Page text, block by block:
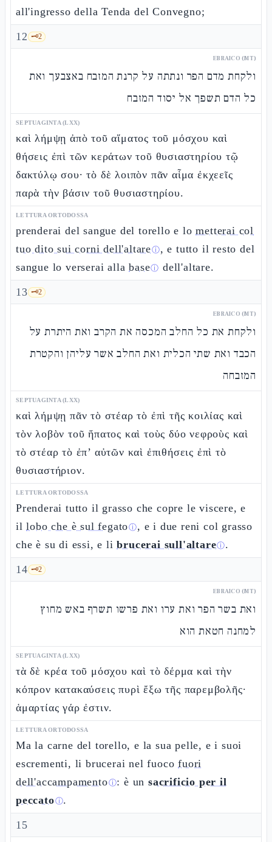
all'ingresso della Tenda del Convegno;
12 🗝️2
EBRAICO (MT)
ולקחת מדם הפר ונתתה על קרנת המזבח באצבעך ואת
כל הדם תשפך אל יסוד המזבח
SEPTUAGINTA (LXX)
καὶ λήμψῃ ἀπὸ τοῦ αἵματος τοῦ μόσχου καὶ
θήσεις ἐπὶ τῶν κεράτων τοῦ θυσιαστηρίου τῷ
δακτύλῳ σου· τὸ δὲ λοιπὸν πᾶν αἷμα ἐκχεεῖς
παρὰ τὴν βάσιν τοῦ θυσιαστηρίου.
LETTURA ORTODOSSA
prenderai del sangue del torello e lometterai col
tuo dito sui corni dell'altareⓘ, e tutto il resto del
sangue lo verserai allabaseⓘ dell'altare.
13 🗝️2
EBRAICO (MT)
ולקחת את כל החלב המכסה את הקרב ואת היתרת על
הכבד ואת שתי הכלית ואת החלב אשר עליהן והקטרת
המזבחה
SEPTUAGINTA (LXX)
καὶ λήμψῃ πᾶν τὸ στέαρ τὸ ἐπὶ τῆς κοιλίας καὶ
τὸν λοβὸν τοῦ ἥπατος καὶ τοὺς δύο νεφροὺς καὶ
τὸ στέαρ τὸ ἐπ’ αὐτῶν καὶ ἐπιθήσεις ἐπὶ τὸ
θυσιαστήριον.
LETTURA ORTODOSSA
Prenderai tutto il grasso che copre le viscere, e
illobo che è sul fegatoⓘ, e i due reni col grasso
che è su di essi, e librucerai sull'altareⓘ.
14 🗝️2
EBRAICO (MT)
ואת בשר הפר ואת ערו ואת פרשו תשרף באש מחוץ
למחנה חטאת הוא
SEPTUAGINTA (LXX)
τὰ δὲ κρέα τοῦ μόσχου καὶ τὸ δέρμα καὶ τὴν
κόπρον κατακαύσεις πυρὶ ἔξω τῆς παρεμβολῆς·
ἁμαρτίας γάρ ἐστιν.
LETTURA ORTODOSSA
Ma la carne del torello, e la sua pelle, e i suoi
escrementi, li brucerai nel fuocofuori
dell'accampamentoⓘ: è unsacrificio per il
peccatoⓘ.
15